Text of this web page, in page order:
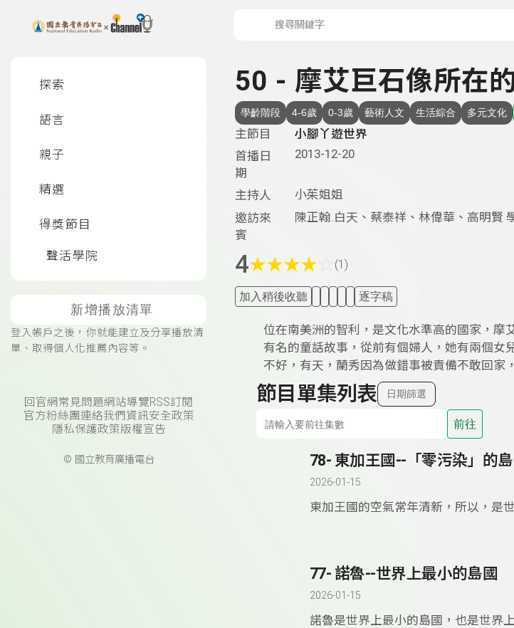
上方功能區塊
探索
語言
親子
精選
得獎節目
聲活學院
新增播放清單
登入帳戶之後，你就能建立及分享播放清
單、取得個人化推薦內容等。
回官網常見問題網站導覽RSS訂閱
官方粉絲團連絡我們 資訊安全政策
隱私保護政策版權宣告
© 國立教育廣播電台
50 - 摩艾巨石像所在
學齡階段 4-6歲 0-3歲 藝術人文 生活綜合 多元文化
主節目
小腳丫遊世界
首播日
期
2013-12-20
主持人
小茱姐姐
邀訪來
賓
陳正翰.白天、蔡泰祥、林偉華、高明賢
4★★★★ (1)
加入稍後收聽 逐字稿
位在南美洲的智利，是文化水準高的國家，摩
有名的童話故事，從前有個婦人，她有兩個女
不好，有天，蘭秀因為做錯事被責備不敢回家
節目單集列表 日期篩選
前往
78- 東加王國--「零污染」的
2026-01-15
東加王國的空氣常年清新，所以，是
77- 諾魯--世界上最小的島國
2026-01-15
諾魯是世界上最小的島國，也是世界